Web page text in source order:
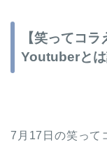
【笑ってコ
Youtuberとは
7月17日の笑って